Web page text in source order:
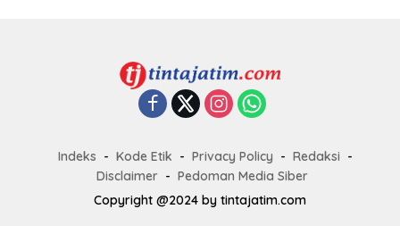
Indeks Kode Etik Privacy Policy
Redaksi
Disclaimer
Pedoman Media Siber
Copyright @2024 by tintajatim.com